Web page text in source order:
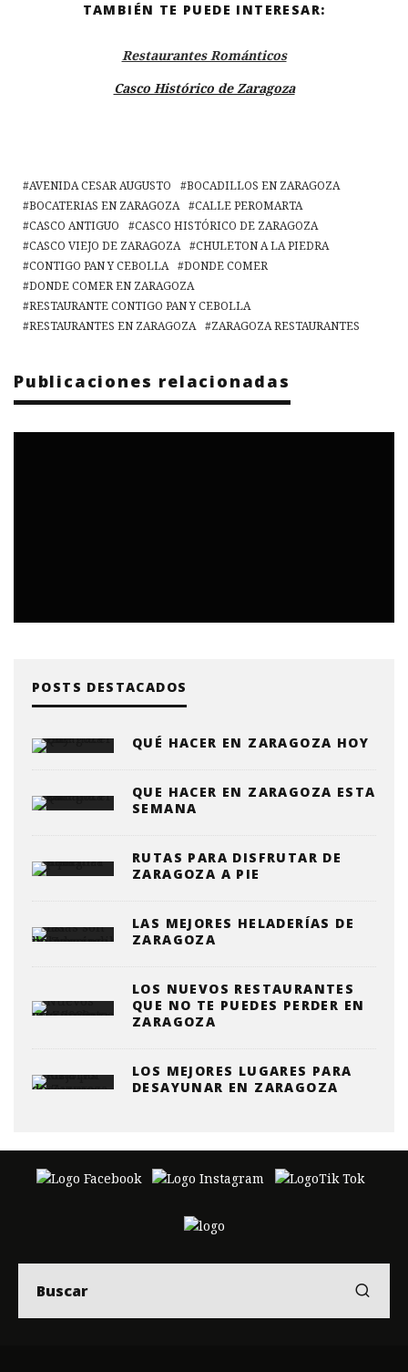
TAMBIÉN TE PUEDE INTERESAR:
Restaurantes Románticos
Casco Histórico de Zaragoza
AVENIDA CESAR AUGUSTO
BOCADILLOS EN ZARAGOZA
BOCATERIAS EN ZARAGOZA
CALLE PEROMARTA
CASCO ANTIGUO
CASCO HISTÓRICO DE ZARAGOZA
CASCO VIEJO DE ZARAGOZA
CHULETON A LA PIEDRA
CONTIGO PAN Y CEBOLLA
DONDE COMER
DONDE COMER EN ZARAGOZA
RESTAURANTE CONTIGO PAN Y CEBOLLA
RESTAURANTES EN ZARAGOZA
ZARAGOZA RESTAURANTES
Publicaciones relacionadas
POSTS DESTACADOS
QUÉ HACER EN ZARAGOZA HOY
QUE HACER EN ZARAGOZA ESTA
SEMANA
RUTAS PARA DISFRUTAR DE
ZARAGOZA A PIE
LAS MEJORES HELADERÍAS DE
ZARAGOZA
LOS NUEVOS RESTAURANTES
QUE NO TE PUEDES PERDER EN
ZARAGOZA
LOS MEJORES LUGARES PARA
DESAYUNAR EN ZARAGOZA